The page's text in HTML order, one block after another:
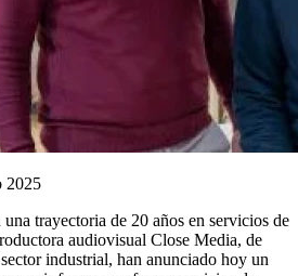
2025
trayectoria de 20 años en servicios de
audiovisual Close Media, de
industrial, han anunciado hoy un